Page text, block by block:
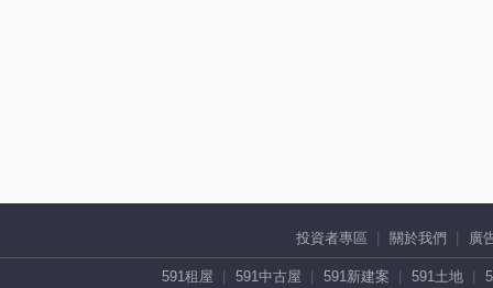
投資者專區 關於我們 廣
591租屋 591中古屋 591新建案 591土地